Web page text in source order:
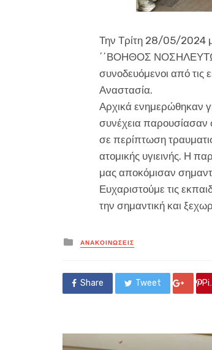
Την Τρίτη 28/05/2024
΄΄ΒΟΗΘΟΣ
συνοδευόμενοι από τις
Αναστασία.
Αρχικά ενημερώθηκαν
συνέχεια παρουσίασαν
σε περίπτωση
ατομικής υγιεινής. Η
μας αποκόμισαν
Ευχαριστούμε τις
την σημαντική και
Posted
in
ΑΝΑΚΟΙΝΏΣΕΙΣ
Share Tweet Google
Pin it